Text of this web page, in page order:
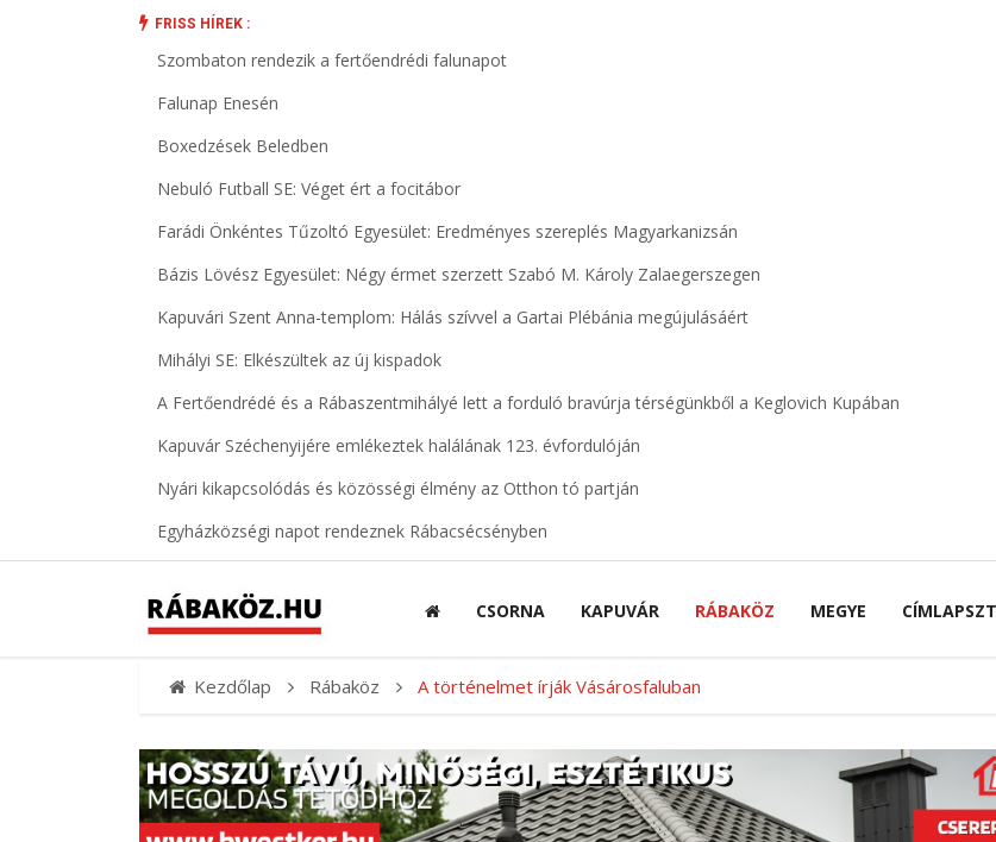
FRISS HÍREK :
Szombaton rendezik a fertőendrédi falunapot
Falunap Enesén
Boxedzések Beledben
Nebuló Futball SE: Véget ért a focitábor
Farádi Önkéntes Tűzoltó Egyesület: Eredményes szereplés Magyarkanizsán
Bázis Lövész Egyesület: Négy érmet szerzett Szabó M. Károly Zalaegerszegen
Kapuvári Szent Anna-templom: Hálás szívvel a Gartai Plébánia megújulásáért
Mihályi SE: Elkészültek az új kispadok
A Fertőendrédé és a Rábaszentmihályé lett a forduló bravúrja térségünkből a Keglovich Kupában
Kapuvár Széchenyijére emlékeztek halálának 123. évfordulóján
Nyári kikapcsolódás és közösségi élmény az Otthon tó partján
Egyházközségi napot rendeznek Rábacsécsényben
CSORNA KAPUVÁR RÁBAKÖZ MEGYE
Kezdőlap Rábaköz A történelmet írják Vásárosfaluban